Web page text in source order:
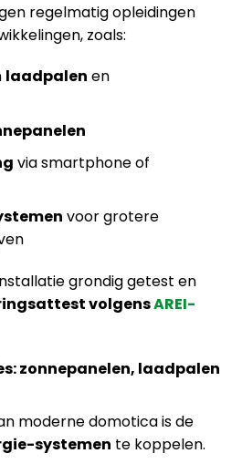
regelmatig opleidingen
zoals:
laadpalen en
via smartphone of
voor grotere
grondig getest en
volgensAREI-
zonnepanelen, laadpalen
moderne domotica is de
systemen te koppelen.